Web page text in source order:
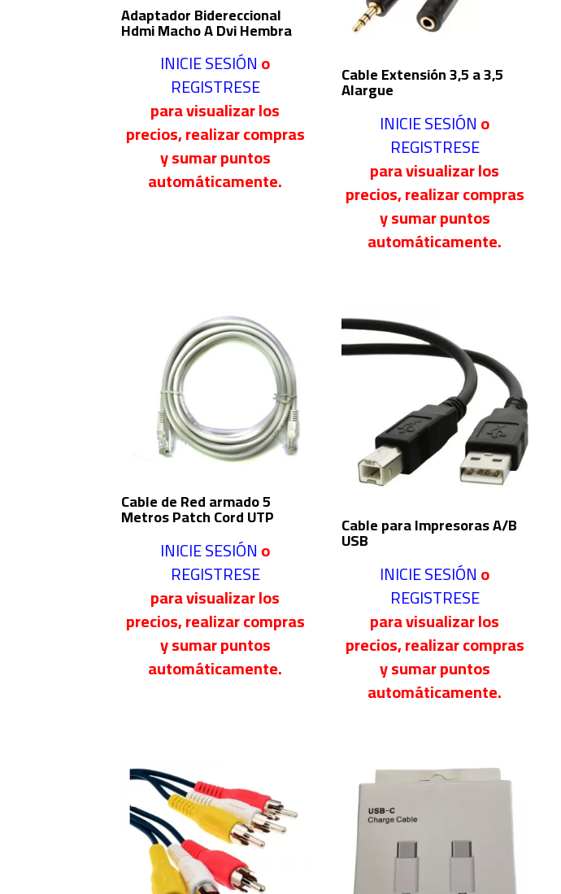
Adaptador Bidereccional
Hdmi Macho A Dvi Hembra
INICIE SESIÓNo
REGISTRESE
para visualizar los
precios, realizar compras
y sumar puntos
automáticamente.
Cable Extensión 3,5 a 3,5
Alargue
INICIE SESIÓNo
REGISTRESE
para visualizar los
precios, realizar compras
y sumar puntos
automáticamente.
Cable de Red armado 5
Metros Patch Cord UTP
INICIE SESIÓNo
REGISTRESE
para visualizar los
precios, realizar compras
y sumar puntos
automáticamente.
Cable para Impresoras A/B
USB
INICIE SESIÓNo
REGISTRESE
para visualizar los
precios, realizar compras
y sumar puntos
automáticamente.